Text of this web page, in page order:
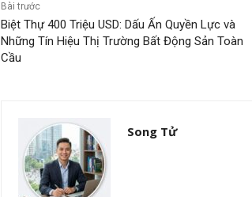
Bài trước
Biệt Thự 400 Triệu USD: Dấu Ấn Quyền Lực và
Những Tín Hiệu Thị Trường Bất Động Sản Toàn
Cầu
Song Tử